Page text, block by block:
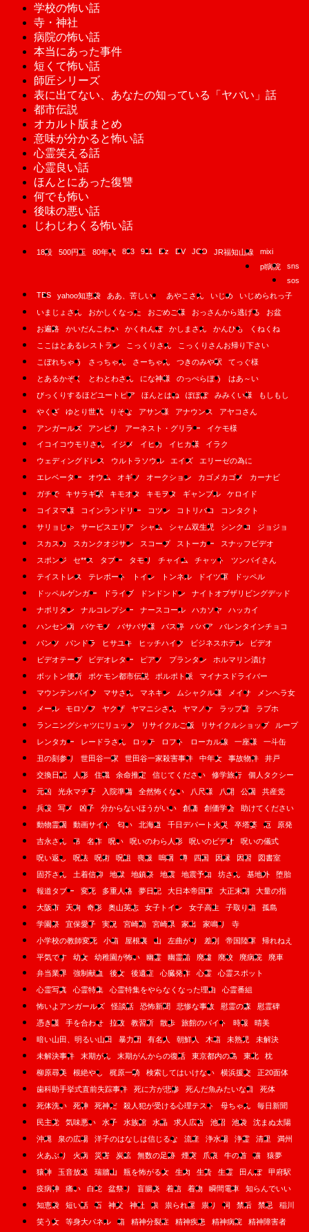
学校の怖い話
寺・神社
病院の怖い話
本当にあった事件
短くて怖い話
師匠シリーズ
表に出てない、あなたの知っている「ヤバい」話
都市伝説
オカルト版まとめ
意味が分かると怖い話
心霊笑える話
心霊良い話
ほんとにあった復讐
何でも怖い
後味の悪い話
じわじわくる怖い話
18段 500円玉 80年代 893 911 B'z DV JCO JR福知山線
mixi
pl病院
sns
sos
TBS
yahoo知恵袋 ああ、苦しい。 あやこさん いじめ
いじめられっ子
いまじょさん
おかしくなった おごめご様 おっさんから逃げる
お盆
お遍路
かいだんこわい かくれんぼ かしまさん かんひも
くねくね
ここはとあるレストラン
こっくりさん
こっくりさんお帰り下さい
こぼれちゃう
さっちゃん さーちゃん つきのみや駅
てっぐ様
とあるかぞく
とわとわさん にな神様 のっぺらぼう
はあ～い
びっくりするほどユートピア
ほんとはね ぽぽぽ みみくい様
もしもし
やくざ
ゆとり世代 りそな アサン様 アナウンス
アヤコさん
アンガールズ
アンビリ アーネスト・グリラー
イケモ様
イコイコウモリさん
イジメ イヒカ イヒカ様
イラク
ウェディングドレス
ウルトラソウル エイズ
エリーゼの為に
エレベーター
オウム オギソ オークション カゴメカゴメ
カーナビ
ガチで
キサラギ駅 キモオタ キモヲタ ギャンブル
ケロイド
コイヌマ様
コインランドリー コツン コトリバコ
コンタクト
サリョじゃ
サービスエリア シャム シャム双生児 シンクロ
ジョジョ
スカスカ
スカンクオジサン スコープ ストーカー
スナッフビデオ
スポンジ
セ**ス タブー タモリ チャイム チャット
ツンバイさん
テイストレス
テレポート トイレ トンネル ドイツ軍
ドッペル
ドッペルゲンガー
ドライブ ドンドンドン
ナイトオブザリビングデッド
ナポリタン
ナルコレプシー ナースコール ハカソヤ
ハッカイ
ハンセン病
バケモノ バサバサ様 バス停 ババア
バレンタインチョコ
パンツ
パンドラ ヒサユキ ヒッチハイク ビジネスホテル
ビデオ
ビデオテープ
ビデオレター ピアノ プランタン
ホルマリン漬け
ボットン便所
ポケモン都市伝説 ポルポト派
マイナスドライバー
マウンテンバイク
マサさん マネキン ムシャクル様 メイサ
メンヘラ女
メール
モロゾフ ヤクザ ヤマニシさん ヤマノケ ラップ音
ラブホ
ランニングシャツにリュック
リサイクルご飯 リサイクルショップ
ループ
レンタカー
レードラさん ロッテ ロフト ローカル線 一座様
一斗缶
丑の刻参り
世田谷一家 世田谷一家殺害事件 中年女 事故物件
井戸
交換日記
人形 住職 余命推定 信じてください 修学旅行
個人タクシー
元凶
光永マチ子 入院準備 全然怖くない 八尺様 八開 公園
共産党
兵役
写メ 凶子 分からないほうがいい 創価 創価学会
助けてください
動物霊園
動画サイト 匂い 北海道 千日デパート火災 卒塔婆 厄
原発
吉永さん
吊 名作 呪い 呪いのわら人形 呪いのビデオ
呪いの儀式
呪い返し
呪法 呪術 呪詛 喪服 嗚咽 噂 四国 因縁 因習
図書室
固芥さん
土着信仰 地獄 地鎮祭 地震 地震予知 坊さん 基地外
堕胎
報道タブー
変死 多重人格 夢日記 大日本帝国軍 大正末期
大量の指
大阪市
天狗 奇形 奥山英志 女子トイレ 女子高生 子取り箱
孤島
学園祭
宜保愛子 実況 宮崎勤 宮崎県 家出 家鳴り
寺
小学校の教師変死
小箱 屋根裏 山 左曲がり 差別 帝国陸軍
帰れねえ
平気です
幼女 幼稚園が怖い 幽霊 幽霊船 廃墟 廃校 廃病院
廃車
弁当業界
強制献血 後女 後遺症 心臓発作 心霊
心霊スポット
心霊写真
心霊特集 心霊特集をやらなくなった理由
心霊番組
怖いよアンガールズ
怪談話 恐怖新聞 悲惨な事故 慰霊の森
慰霊碑
憑き護
手を合わせ 拉致 教習所 散歩 旅館のバイト 時報
晴美
暗い山田、明るい山田
暴力団 有名人 朝鮮人 木箱 未熟児
未解決
未解決事件
末期がん 末期がんからの復活 東京都内の島 東北
枕
柳原尋美
根絶やし 梶原一騎 検索してはいけない 横浜援交
正20面体
歯科助手挙式直前失踪事件
死に方が悲惨 死んだ魚みたいな目
死体
死体洗い
死神 死神だ 殺人犯が受ける心理テスト 母ちゃん
毎日新聞
民主党
気味悪い 水子 水族館 水晶 求人広告 池沼 池袋
沈まぬ太陽
沖縄
泉の広場 洋子のはなしは信じるな 流産 浄水場 浄霊 清里
満州
火あぶり
火病 災害 炭鉱 無数の足跡 煙突 爪痕 牛の首 猫
猿夢
猿神
玉音放送 瑞牆山 瓶を怖がる女 生肉 生贄 生霊 田んぼ
甲府駅
疫病神
痛い 白蛇 盆祭り 盲腸炎 着信 着物 瞬間電車
知らんでいい
知恵袋
短い話 石 神父 神社 祟 祟られ屋 祟り 祠 禁后 禁忌
稲川
笑う女
等身大パネル 箱 精神分裂症 精神疾患 精神病院 精神障害者